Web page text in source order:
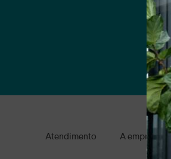
Atendimento A empresa